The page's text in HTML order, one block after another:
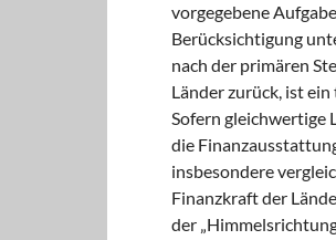
vorgegebene
Berücksichtigung
nach der primären
Länder zurück, ist
Sofern gleichwertige
die
insbesondere
Finanzkraft der
der